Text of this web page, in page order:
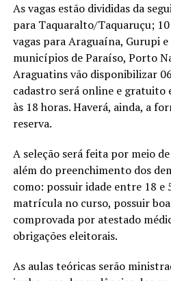
As vagas estão divididas da
para Taquaralto/Taquaruçu; 10
vagas para Araguaína, Gurupi
municípios de Paraíso, Porto
Araguatins vão disponibilizar
cadastro será online e gratuito
às 18 horas. Haverá, ainda, a
reserva.
A seleção será feita por meio
além do preenchimento dos
como: possuir idade entre 18 e
matrícula no curso, possuir
comprovada por atestado
obrigações eleitorais.
As aulas teóricas serão